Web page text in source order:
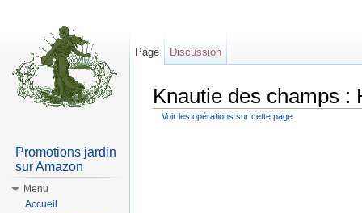
Knautie des champs :
Voir les opérations sur cette page
Page Discussion
Promotions jardin
sur Amazon
Menu
Accueil